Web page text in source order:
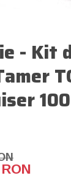
- Kit
100